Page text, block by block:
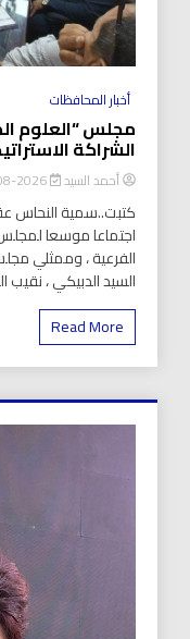
أخبار المحافظات
مجلس “العلوم
الشراكة
أحمد السيد 2026-08-02
كتبت..سمية النحاس
اجتماعا موسعا لمجلس
الفرعية ، وممثلي
السيد الدبيكي ، نقيب
Read More